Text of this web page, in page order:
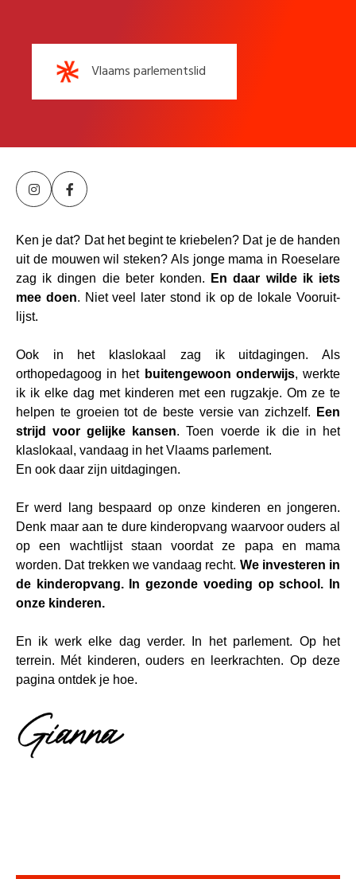
Vlaams parlementslid
Ken je dat? Dat het begint te kriebelen? Dat je de handen
uit de mouwen wil steken? Als jonge mama in Roeselare
zag ik dingen die beter konden.
En daar wilde ik iets
mee doen. Niet veel later stond ik op de lokale Vooruit-
lijst.
Ook in het klaslokaal zag ik uitdagingen. Als
orthopedagoog in het buitengewoon onderwijs, werkte
ik ik elke dag met kinderen met een rugzakje. Om ze te
helpen te groeien tot de beste versie van zichzelf.
Een
strijd voor gelijke kansen. Toen voerde ik die in het
klaslokaal, vandaag in het Vlaams parlement.
En ook daar zijn uitdagingen.
Er werd lang bespaard op onze kinderen en jongeren.
Denk maar aan te dure kinderopvang waarvoor ouders al
op een wachtlijst staan voordat ze papa en mama
worden. Dat trekken we vandaag recht. We investeren in
de kinderopvang. In gezonde voeding op school. In
onze kinderen.
En ik werk elke dag verder. In het parlement. Op het
terrein. Mét kinderen, ouders en leerkrachten. Op deze
pagina ontdek je hoe.